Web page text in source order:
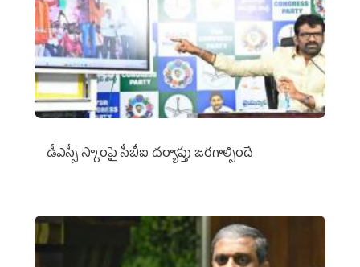
డీఎస్సీ స్కాంపై సీబీఐ దర్యాప్తు జరగాల్సిందే